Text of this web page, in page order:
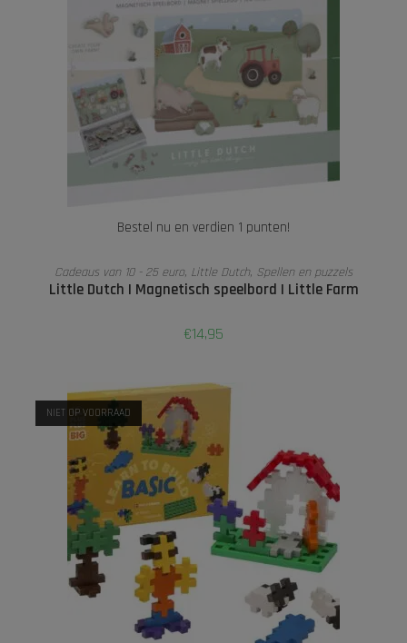
Bestel nu en verdien 1 punten!
TOEVOEGEN AAN WINKELWAGEN
Cadeaus van 10 - 25 euro, Little Dutch, Spellen en puzzels
Little Dutch I Magnetisch speelbord I Little Farm
€14,95
NIET OP VOORRAAD